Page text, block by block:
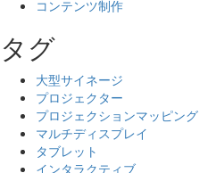
コンテンツ制作
タグ
大型サイネージ
プロジェクター
プロジェクションマッピング
マルチディスプレイ
タブレット
インタラクティブ